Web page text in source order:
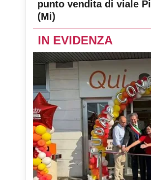
punto vendita di viale
(Mi)
IN EVIDENZA